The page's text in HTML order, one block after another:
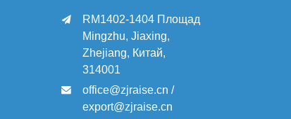

RM1402-1404 Площад
Mingzhu, Jiaxing,
Zhejiang, Китай,
314001

office@zjraise.cn /
export@zjraise.cn